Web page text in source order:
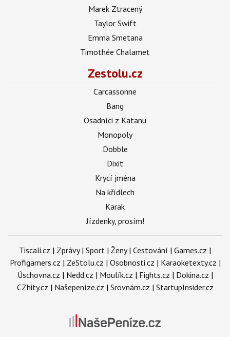
Marek Ztracený
Taylor Swift
Emma Smetana
Timothée Chalamet
Zestolu.cz
Carcassonne
Bang
Osadníci z Katanu
Monopoly
Dobble
Dixit
Krycí jména
Na křídlech
Karak
Jízdenky, prosím!
Tiscali.cz | Zprávy| Sport | Ženy| Cestování | Games.cz |
Profigamers.cz | ZeStolu.cz | Osobnosti.cz | Karaoketexty.cz |
Úschovna.cz | Nedd.cz | Moulík.cz | Fights.cz | Dokina.cz |
CZhity.cz | Našepeníze.cz | Srovnám.cz | StartupInsider.cz